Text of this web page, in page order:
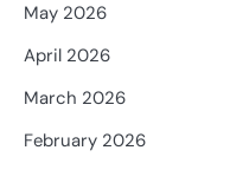
May 2026
April 2026
March 2026
February 2026